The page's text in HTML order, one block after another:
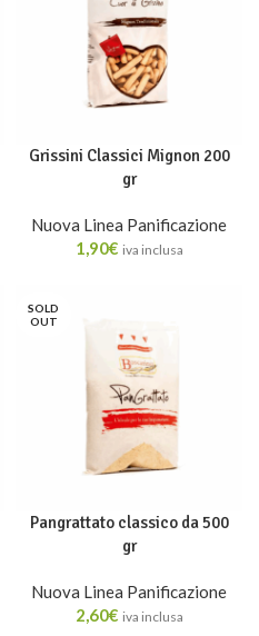
Grissini Classici Mignon 200
gr
Nuova Linea Panificazione
1,90€ iva inclusa
SOLD
OUT
Pangrattato classico da 500
gr
Nuova Linea Panificazione
2,60€ iva inclusa